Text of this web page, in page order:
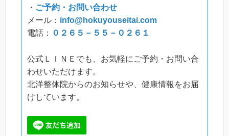
・ ご予約・お問い合わせ
メール： info@hokuyouseitai.com
電話： ０２６５－５５－０２６１
公式ＬＩＮＥでも、お気軽にご予約・お問い合
わせいただけます。
北洋整体院からのお知らせや、健康情報をお届
けしています。